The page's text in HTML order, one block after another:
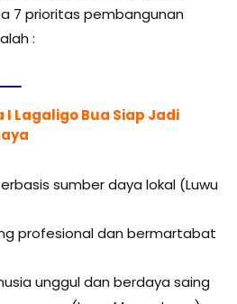
7 prioritas pembangunan
:
Lagaligo Bua Siap Jadi
sumber daya lokal (Luwu
profesional dan bermartabat
unggul dan berdaya saing